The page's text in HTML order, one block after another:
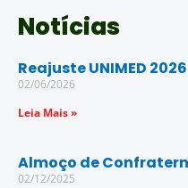
Notícias
Reajuste UNIMED 2026
02/06/2026
Leia Mais »
Almoço de
02/12/2025